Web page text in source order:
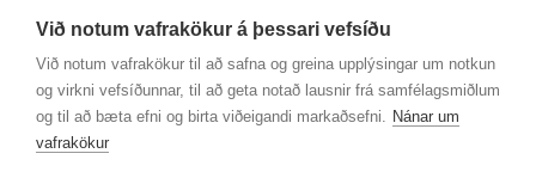
Við notum vafrakökur á þessari vefsíðu
Við notum vafrakökur til að safna og greina upplýsingar um notkun
og virkni vefsíðunnar, til að geta notað lausnir frá samfélagsmiðlum
og til að bæta efni og birta viðeigandi markaðsefni. Nánar um
vafrakökur
VIÐ ERUM Á FACEBOOK
LAUS STÖRF HJÁ BRIMBORG